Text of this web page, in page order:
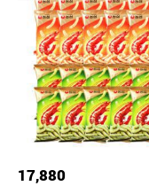
17,880